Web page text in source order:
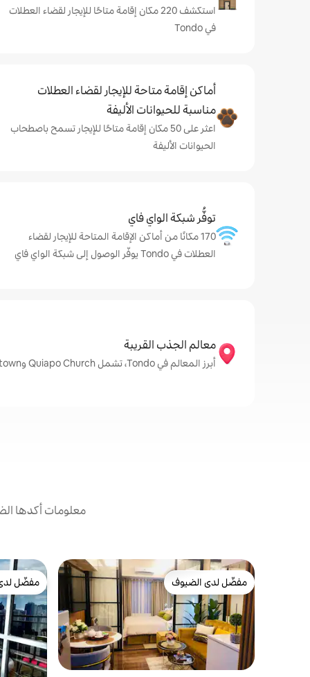
استكشف 220 مكان إقامة متاحًا للإيجار لقضاء العطلات
في Tondo
أماكن إقامة متاحة للإيجار لقضاء العطلات
مناسبة للحيوانات الأليفة
اعثر على 50 مكان إقامة متاحًا للإيجار تسمح باصطحاب
الحيوانات الأليفة
توفُّر شبكة الواي فاي
170 مكانًا من أماكن الإقامة المتاحة للإيجار لقضاء
العطلات في Tondo يوفّر الوصول إلى شبكة الواي فاي
معالم الجذب القريبة
أبرز المعالم في Tondo، تشمل Quiapo Church وChinatown وDoroteo Jose Station
معلومات أكدها
مفضّل لدى الضيوف
مفضّل لدى الضيوف
مفضّل
مفضّل